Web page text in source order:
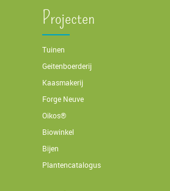
Projecten
Tuinen
Geitenboerderij
Kaasmakerij
Forge Neuve
Oikos®
Biowinkel
Bijen
Plantencatalogus